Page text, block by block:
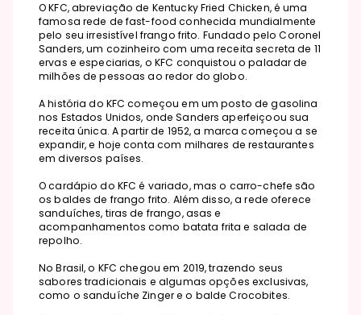
O KFC, abreviação de Kentucky Fried Chicken, é uma
famosa rede de fast-food conhecida mundialmente
pelo seu irresistível frango frito. Fundado pelo Coronel
Sanders, um cozinheiro com uma receita secreta de 11
ervas e especiarias, o KFC conquistou o paladar de
milhões de pessoas ao redor do globo.
A história do KFC começou em um posto de gasolina
nos Estados Unidos, onde Sanders aperfeiçoou sua
receita única. A partir de 1952, a marca começou a se
expandir, e hoje conta com milhares de restaurantes
em diversos países.
O cardápio do KFC é variado, mas o carro-chefe são
os baldes de frango frito. Além disso, a rede oferece
sanduíches, tiras de frango, asas e
acompanhamentos como batata frita e salada de
repolho.
No Brasil, o KFC chegou em 2019, trazendo seus
sabores tradicionais e algumas opções exclusivas,
como o sanduíche Zinger e o balde Crocobites.